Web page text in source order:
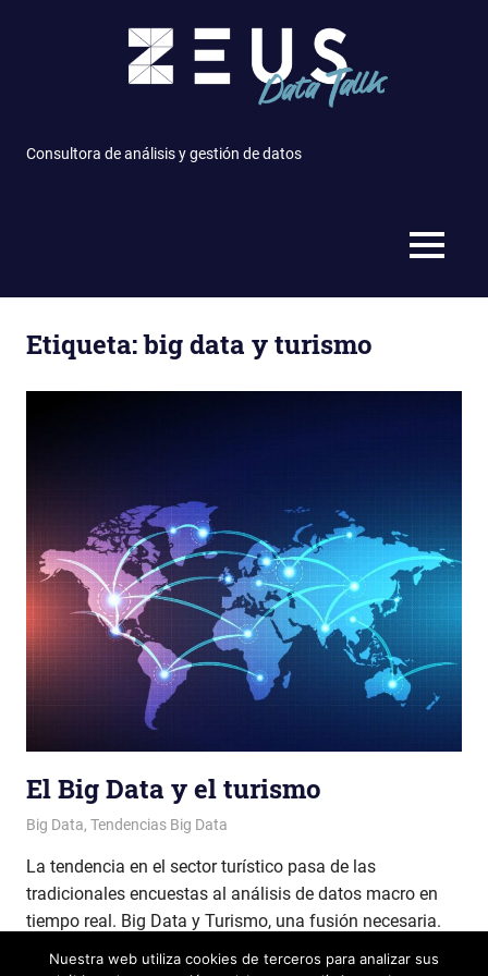
Consultora de análisis y gestión de datos
MENÚ
Etiqueta: big data y turismo
El Big Data y el turismo
Patricia Nuño
Big Data, Tendencias Big Data
La tendencia en el sector turístico pasa de las
tradicionales encuestas al análisis de datos macro en
tiempo real. Big Data y Turismo, una fusión necesaria.
LEER MÁS
Nuestra web utiliza cookies de terceros para analizar sus